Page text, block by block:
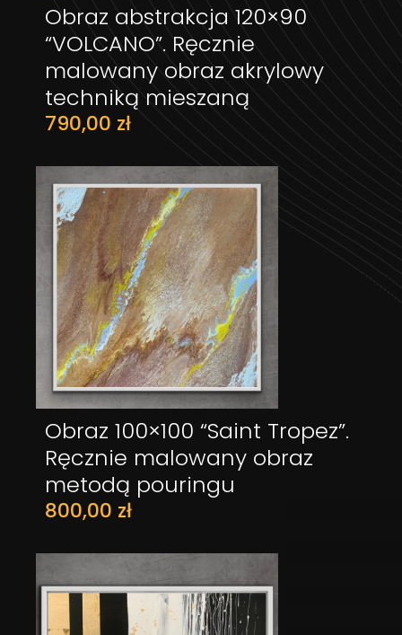
Obraz abstrakcja 120×90
“VOLCANO”. Ręcznie
malowany obraz akrylowy
techniką mieszaną
790,00 zł
DODAJ DO KOSZYKA
Obraz 100×100 “Saint Tropez”.
Ręcznie malowany obraz
metodą pouringu
800,00 zł
DODAJ DO KOSZYKA